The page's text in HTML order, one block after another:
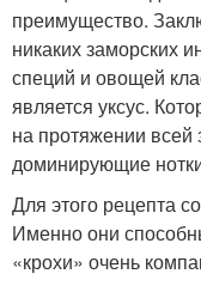
преимущество.
никаких заморских
специй и овощей
является уксус.
на протяжении
доминирующие
Для этого рецепта
Именно они
«крохи» очень